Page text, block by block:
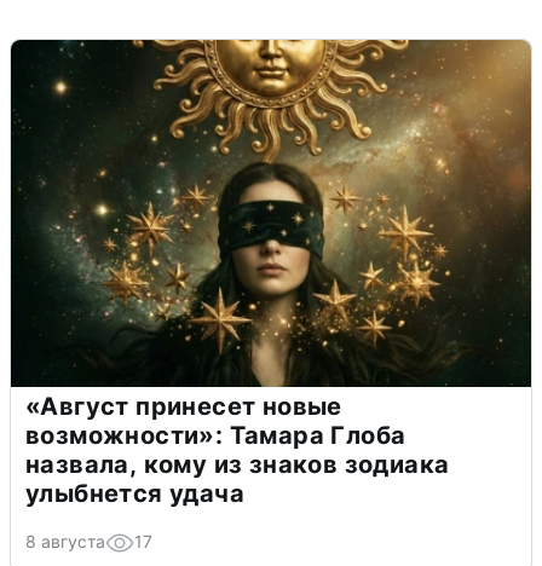
«Август принесет новые
возможности»: Тамара Глоба
назвала, кому из знаков зодиака
улыбнется удача
8 августа 17